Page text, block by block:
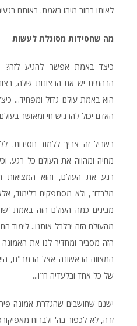
לאותו בחור מיהו באמת. באותם
מה שחסידות מסוגלת לעשות
כיצד באמת אפשר להגיע לזה?
הבהמית יש את הרצונות שלה,
הוא באמת עולם גדול ומפחיד...
האדם יכול להרגיש חי ומאושר
בשביל זה צריך ללמוד חסידות.
מחיה ומהווה את העולם כל רגע.
רגע את העולם, והוא המציאות
מלבדו", ולא מסתפקים בלימוד,
מבינים כמה העולם הזה באמת
מהעולם הזה יבלבל אותנו.. לימוד
הזה מסביר ומחדיר לנו את
המצווה הראשונה אצל הרמב"ם,
של כל אחד ובלעדיה ח"ו...
ישנם שחושבים שהגדרת אמונה
זרה, לא לכפור בה' ולברוח